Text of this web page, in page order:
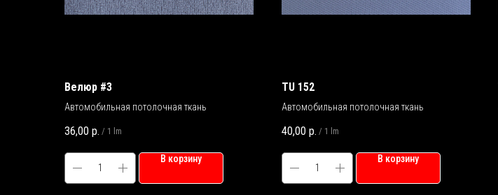
Велюр #3
Автомобильная потолочная ткань
36,00 р. / 1 lm
В корзину
TU 152
Автомобильная потолочная ткань
40,00 р. / 1 lm
В корзину